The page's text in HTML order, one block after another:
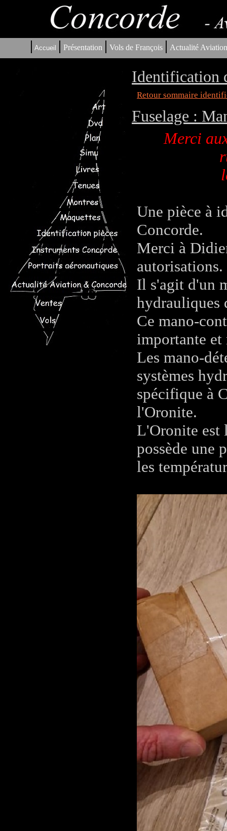
| Accueil | Présentation | Vols de François | Actualité
Identification
Retour sommaire
Fuselage :
Merci
Une pièce à
Concorde.
Merci à
autorisations.
Il s'agit d'un
hydrauliques
Ce mano-
importante
Les mano-
systèmes
spécifique à
l'Oronite.
L'Oronite est
possède une
les